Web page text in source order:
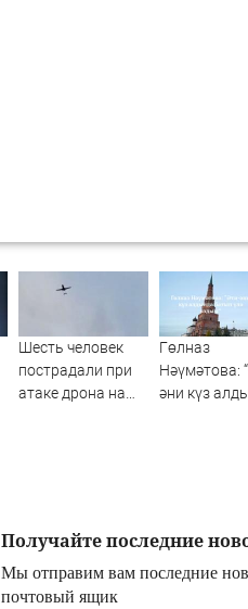
Шесть человек
пострадали при
атаке дрона на
Гөлназ
Нәүмәтова:
әни күз
Получайте последние
Мы отправим вам последние
почтовый ящик